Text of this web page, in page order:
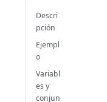
Descri
pción
Ejempl
o
Variabl
es y
conjun